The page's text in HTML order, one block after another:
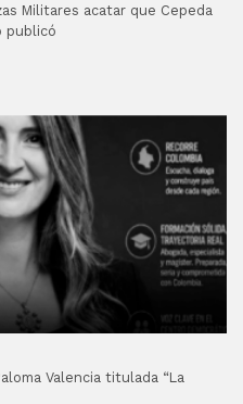
Militares acatar que Cepeda
publicó
Valencia titulada “La